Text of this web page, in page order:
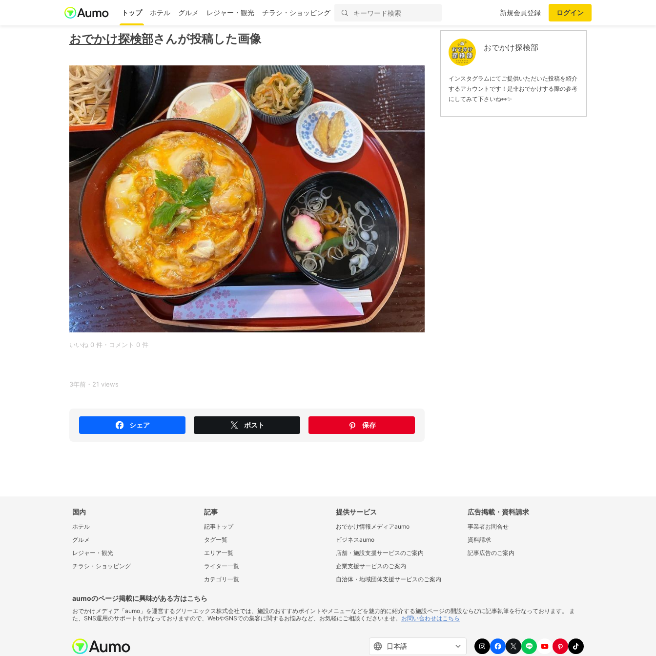
トップ ホテル グルメ レジャー・観光 チラシ・ショッピング 新規会員登録 ログイン
おでかけ探検部さんが投稿した画像
いいね 0 件・コメント 0 件
3年前・21 views
シェア ポスト 保存
おでかけ探検部
インスタグラムにてご提供いただいた投稿を紹介
するアカウントです！是非おでかけする際の参考
にしてみて下さいね👀✨
国内
ホテル
グルメ
レジャー・観光
チラシ・ショッピング
記事
記事トップ
タグ一覧
エリア一覧
ライター一覧
カテゴリ一覧
提供サービス
おでかけ情報メディアaumo
ビジネスaumo
店舗・施設支援サービスのご案内
企業支援サービスのご案内
自治体・地域団体支援サービスのご案内
広告掲載・資料請求
事業者お問合せ
資料請求
記事広告のご案内
aumoのページ掲載に興味がある方はこちら
おでかけメディア「aumo」を運営するグリーエックス株式会社では、施設のおすすめポイントやメニューなどを魅力的に紹介する施設ページの開設ならびに記事執筆を行なっております。 ま
た、SNS運用のサポートも行なっておりますので、WebやSNSでの集客に関するお悩みなど、お気軽にご相談くださいませ。 お問い合わせはこちら